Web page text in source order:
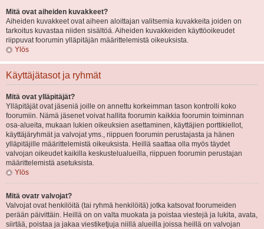
Mitä ovat aiheiden kuvakkeet?
Aiheiden kuvakkeet ovat aiheen aloittajan valitsemia kuvakkeita joiden on
tarkoitus kuvastaa niiden sisältöä. Aiheiden kuvakkeiden käyttöoikeudet
riippuvat foorumin ylläpitäjän määrittelemistä oikeuksista.
Ylös
Käyttäjätasot ja ryhmät
Mitä ovat ylläpitäjät?
Ylläpitäjät ovat jäseniä joille on annettu korkeimman tason kontrolli koko
foorumiin. Nämä jäsenet voivat hallita foorumin kaikkia foorumin toiminnan
osa-alueita, mukaan lukien oikeuksien asettaminen, käyttäjien porttikiellot,
käyttäjäryhmät ja valvojat yms., riippuen foorumin perustajasta ja hänen
ylläpitäjille määrittelemistä oikeuksista. Heillä saattaa olla myös täydet
valvojan oikeudet kaikilla keskustelualueilla, riippuen foorumin perustajan
määrittelemistä asetuksista.
Ylös
Mitä ovatr valvojat?
Valvojat ovat henkilöitä (tai ryhmä henkilöitä) jotka katsovat foorumeiden
perään päivittäin. Heillä on on valta muokata ja poistaa viestejä ja lukita, avata,
siirtää, poistaa ja jakaa viestiketjuja niillä alueilla joissa heillä on valvojan